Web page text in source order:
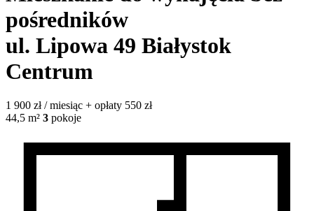
pośredników
ul. Lipowa 49 Białystok
Centrum
1 900 zł / miesiąc + opłaty 550 zł
44,5 m² 3 pokoje